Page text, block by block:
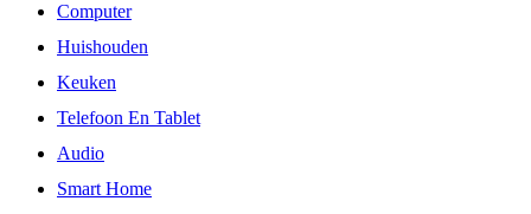
Computer
Huishouden
Keuken
Telefoon En Tablet
Audio
Smart Home